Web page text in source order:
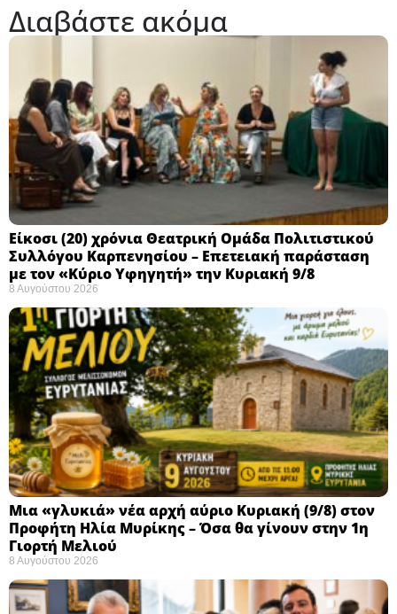
Διαβάστε ακόμα
Eίκοσι (20) χρόνια Θεατρική Ομάδα Πολιτιστικού
Συλλόγου Καρπενησίου – Επετειακή παράσταση
με τον «Κύριο Υφηγητή» την Κυριακή 9/8
8 Αυγούστου 2026
Μια «γλυκιά» νέα αρχή αύριο Κυριακή (9/8) στον
Προφήτη Ηλία Μυρίκης – Όσα θα γίνουν στην 1η
Γιορτή Μελιού
8 Αυγούστου 2026